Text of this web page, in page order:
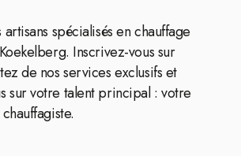
spécialisés en chauffage
Inscrivez-vous sur
de nos services exclusifs et
sur votre talent principal : votre